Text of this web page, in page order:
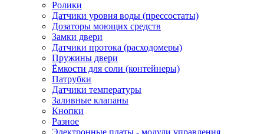
Ролики
Датчики уровня воды (прессостаты)
Дозаторы моющих средств
Замки двери
Датчики протока (расходомеры)
Пружины двери
Ёмкости для соли (контейнеры)
Патрубки
Датчики температуры
Заливные клапаны
Кнопки
Разное
Электронные платы - модули управления